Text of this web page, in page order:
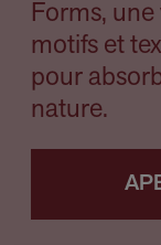
Forms,
motifs et
pour
nature.